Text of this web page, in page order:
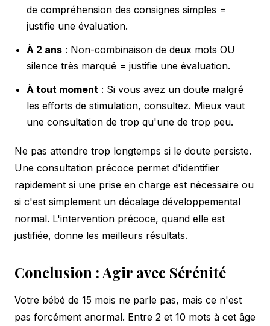
de compréhension des consignes simples =
justifie une évaluation.
À 2 ans : Non-combinaison de deux mots OU
silence très marqué = justifie une évaluation.
À tout moment : Si vous avez un doute malgré
les efforts de stimulation, consultez. Mieux vaut
une consultation de trop qu'une de trop peu.
Ne pas attendre trop longtemps si le doute persiste.
Une consultation précoce permet d'identifier
rapidement si une prise en charge est nécessaire ou
si c'est simplement un décalage développemental
normal. L'intervention précoce, quand elle est
justifiée, donne les meilleurs résultats.
Conclusion : Agir avec Sérénité
Votre bébé de 15 mois ne parle pas, mais ce n'est
pas forcément anormal. Entre 2 et 10 mots à cet âge